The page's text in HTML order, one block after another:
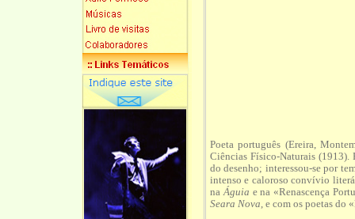
Poeta português (Ereira,
Ciências Físico-Naturais (1913).
do desenho; interessou-se por
intenso e caloroso convívio
naÁguia e na «Renascença
Seara Nova, e com os poetas do